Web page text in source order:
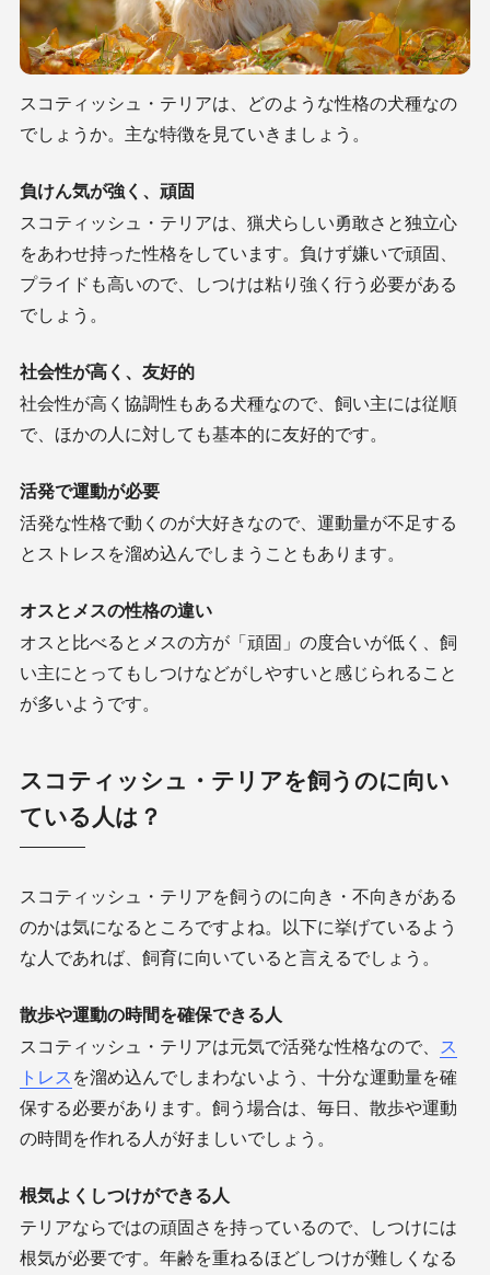
スコティッシュ・テリアは、どのような性格の犬種なの
でしょうか。主な特徴を見ていきましょう。
負けん気が強く、頑固
スコティッシュ・テリアは、猟犬らしい勇敢さと独立心
をあわせ持った性格をしています。負けず嫌いで頑固、
プライドも高いので、しつけは粘り強く行う必要がある
でしょう。
社会性が高く、友好的
社会性が高く協調性もある犬種なので、飼い主には従順
で、ほかの人に対しても基本的に友好的です。
活発で運動が必要
活発な性格で動くのが大好きなので、運動量が不足する
とストレスを溜め込んでしまうこともあります。
オスとメスの性格の違い
オスと比べるとメスの方が「頑固」の度合いが低く、飼
い主にとってもしつけなどがしやすいと感じられること
が多いようです。
スコティッシュ・テリアを飼うのに向い
ている人は？
スコティッシュ・テリアを飼うのに向き・不向きがある
のかは気になるところですよね。以下に挙げているよう
な人であれば、飼育に向いていると言えるでしょう。
散歩や運動の時間を確保できる人
スコティッシュ・テリアは元気で活発な性格なので、 ス
トレス を溜め込んでしまわないよう、十分な運動量を確
保する必要があります。飼う場合は、毎日、散歩や運動
の時間を作れる人が好ましいでしょう。
根気よくしつけができる人
テリアならではの頑固さを持っているので、しつけには
根気が必要です。年齢を重ねるほどしつけが難しくなる